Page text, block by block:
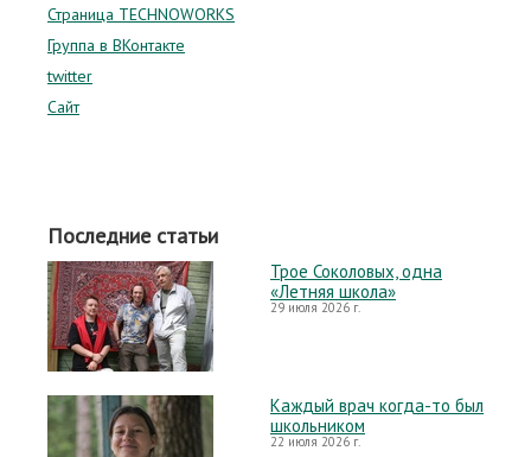
Страница TECHNOWORKS
Группа в ВКонтакте
twitter
Сайт
Последние статьи
Трое Соколовых, одна
«Летняя школа»
29 июля 2026 г.
Каждый врач когда-то был
школьником
22 июля 2026 г.